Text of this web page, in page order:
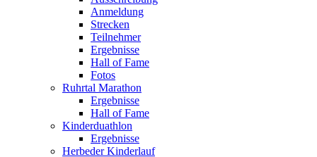
Anmeldung
Strecken
Teilnehmer
Ergebnisse
Hall of Fame
Fotos
Ruhrtal Marathon
Ergebnisse
Hall of Fame
Kinderduathlon
Ergebnisse
Herbeder Kinderlauf